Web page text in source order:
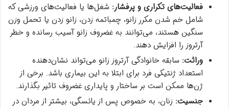
فعالیت‌های تکراری و پرفشار: شغل‌ها یا فعالیت‌های ورزشی که
شامل خم شدن مکرر زانو، چمباتمه زدن، زانو زدن یا تحمل وزن
سنگین هستند، می‌توانند به غضروف زانو آسیب رسانده و خطر
آرتروز را افزایش دهند.
وراثت: سابقه خانوادگی آرتروز زانو می‌تواند نشان‌دهنده
استعداد ژنتیکی فرد برای ابتلا به این بیماری باشد. برخی از
ژن‌ها ممکن است بر ساختار و پایداری غضروف تاثیر بگذارند.
جنسیت: زنان، به خصوص پس از یائسگی، بیشتر از مردان در